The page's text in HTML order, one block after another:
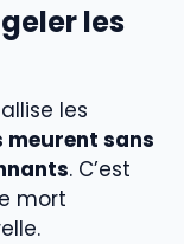
les
les
meurent sans
. C’est
mort